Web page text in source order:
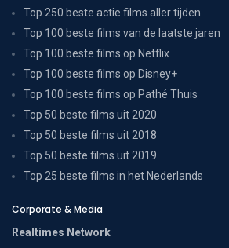
Top 250 beste actie films aller tijden
Top 100 beste films van de laatste jaren
Top 100 beste films op Netflix
Top 100 beste films op Disney+
Top 100 beste films op Pathé Thuis
Top 50 beste films uit 2020
Top 50 beste films uit 2018
Top 50 beste films uit 2019
Top 25 beste films in het Nederlands
Corporate & Media
Realtimes Network